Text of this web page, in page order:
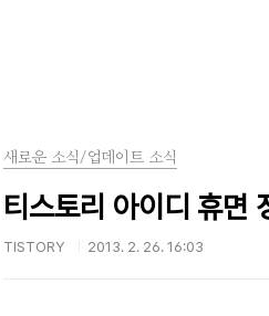
새로운 소식/업데이트 소식
티스토리 아이디 휴면
TISTORY 2013. 2. 26. 16:03